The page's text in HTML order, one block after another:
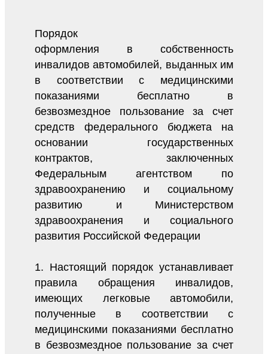
Порядок
оформления в собственность
инвалидов автомобилей, выданных им
в соответствии с медицинскими
показаниями бесплатно в
безвозмездное пользование за счет
средств федерального бюджета на
основании государственных
контрактов, заключенных
Федеральным агентством по
здравоохранению и социальному
развитию и Министерством
здравоохранения и социального
развития Российской Федерации
1. Настоящий порядок устанавливает
правила обращения инвалидов,
имеющих легковые автомобили,
полученные в соответствии с
медицинскими показаниями бесплатно
в безвозмездное пользование за счет